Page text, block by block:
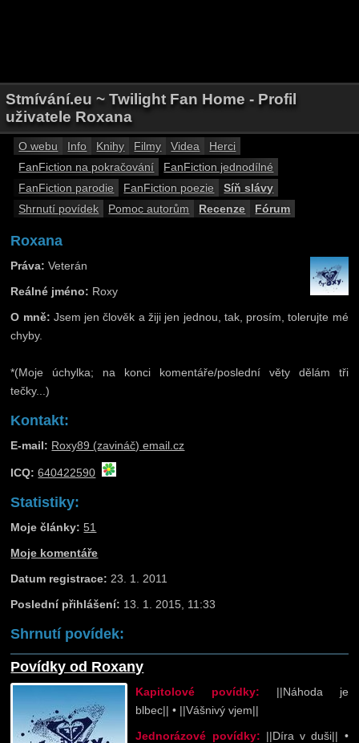
Stmívání.eu ~ Twilight Fan Home - Profil
uživatele Roxana
O webu Info Knihy Filmy Videa
Herci
FanFiction na pokračování
FanFiction jednodílné
FanFiction parodie
FanFiction poezie
Síň slávy
Shrnutí povídek
Pomoc autorům Recenze Fórum
Roxana
Práva: Veterán
Reálné jméno: Roxy
O mně: Jsem jen člověk a žiji jen jednou, tak, prosím, tolerujte mé
chyby.
*(Moje úchylka; na konci komentáře/poslední věty dělám tři
tečky...)
Kontakt:
E-mail: Roxy89 (zavináč) email.cz
ICQ: 640422590
Statistiky:
Moje články: 51
Moje komentáře
Datum registrace: 23. 1. 2011
Poslední přihlášení: 13. 1. 2015, 11:33
Shrnutí povídek:
Povídky od Roxany
Kapitolové povídky: ||Náhoda je
blbec|| • ||Vášnivý vjem||
Jednorázové povídky: ||Díra v duši|| •